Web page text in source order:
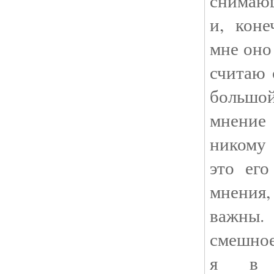
и,
мне
считаю
это
я в